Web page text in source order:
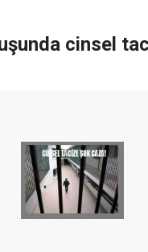
cinsel